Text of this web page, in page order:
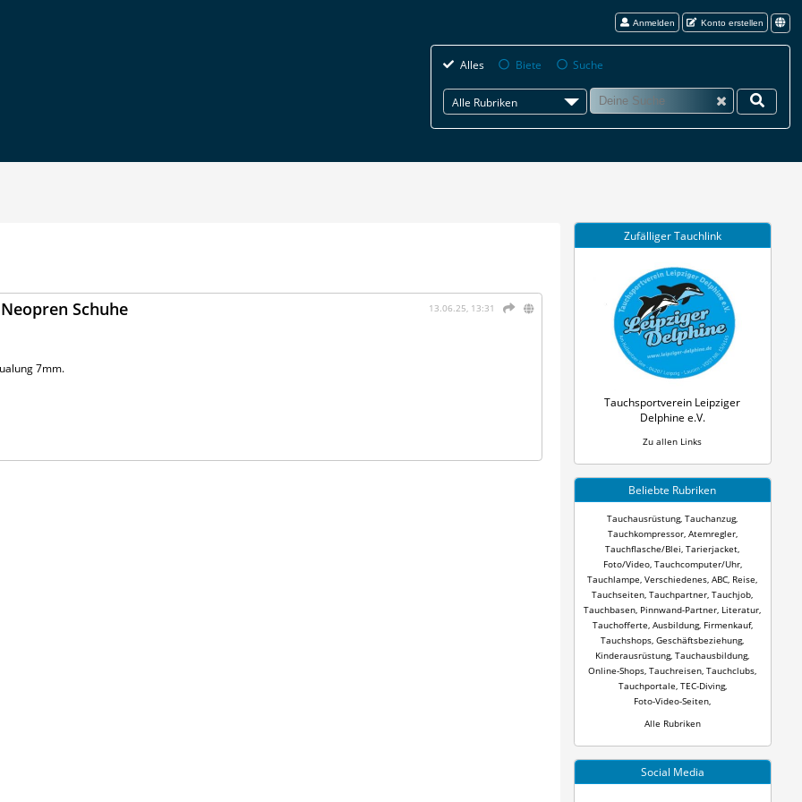
Anmelden Konto erstellen
Alles Biete Suche
Alle Rubriken
13.06.25, 13:31
Schuhe
7mm.
Zufälliger Tauchlink
Tauchsportverein Leipziger
Delphine e.V.
Zu allen Links
Beliebte Rubriken
Tauchausrüstung, Tauchanzug,
Tauchkompressor, Atemregler,
Tauchflasche/Blei Tarierjacket
Foto/Video, Tauchcomputer/Uhr,
Tauchlampe Verschiedenes ABC Reise
Tauchseiten Tauchpartner Tauchjob
Tauchbasen Pinnwand-Partner Literatur
Tauchofferte Ausbildung, Firmenkauf,
Tauchshops Geschäftsbeziehung,
Kinderausrüstung, Tauchausbildung,
Online-Shops Tauchreisen Tauchclubs
Tauchportale TEC-Diving,
Foto-Video-Seiten
Alle Rubriken
Social Media